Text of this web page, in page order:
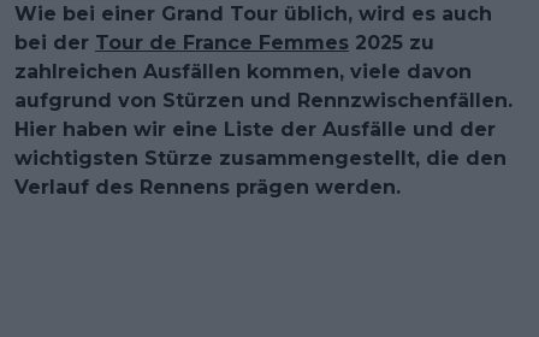
Wie bei einer Grand Tour üblich, wird es auch
bei der Tour de France Femmes 2025 zu
zahlreichen Ausfällen kommen, viele davon
aufgrund von Stürzen und Rennzwischenfällen.
Hier haben wir eine Liste der Ausfälle und der
wichtigsten Stürze zusammengestellt, die den
Verlauf des Rennens prägen werden.